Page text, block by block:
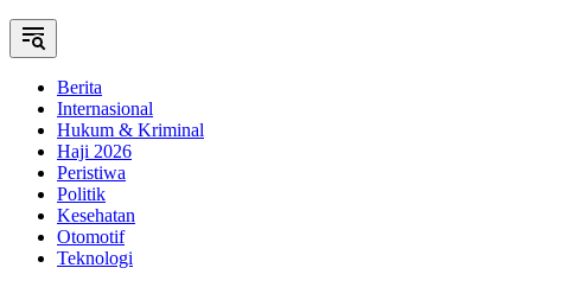
Berita
Internasional
Hukum & Kriminal
Haji 2026
Peristiwa
Politik
Kesehatan
Otomotif
Teknologi